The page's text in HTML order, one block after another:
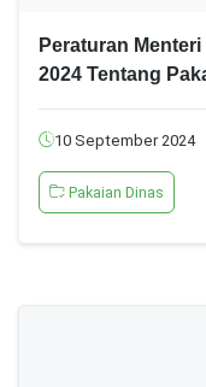
Peraturan
2024 Tentang
10 September 2024
Pakaian Dinas